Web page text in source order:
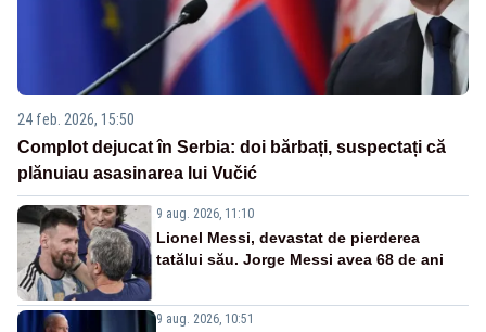
24 feb. 2026, 15:50
Complot dejucat în Serbia: doi bărbați, suspectați că
plănuiau asasinarea lui Vučić
9 aug. 2026, 11:10
Lionel Messi, devastat de pierderea
tatălui său. Jorge Messi avea 68 de ani
9 aug. 2026, 10:51